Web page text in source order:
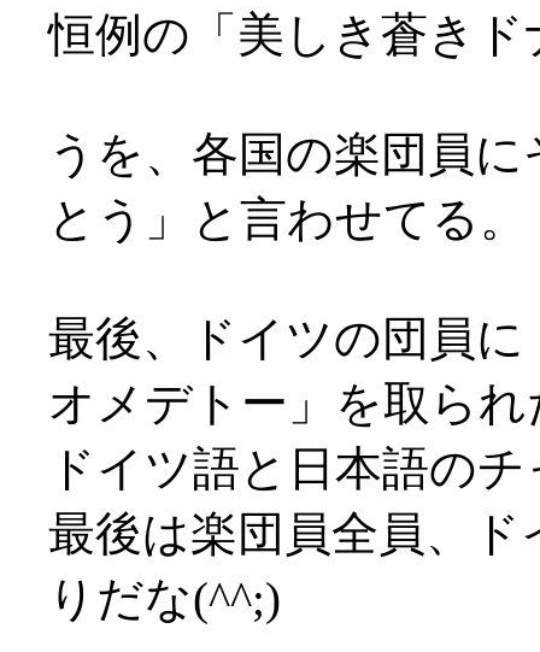
恒例の「美しき蒼き
うを、各国の楽団員
とう」と言わせてる。
最後、ドイツの団員
オメデトー」を取ら
ドイツ語と日本語の
最後は楽団員全員、
りだな(^^;)